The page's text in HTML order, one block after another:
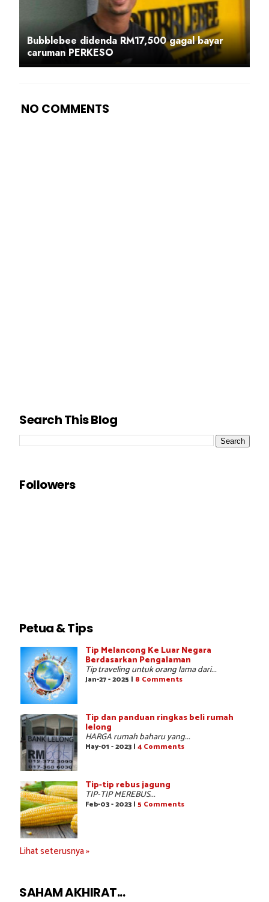
Bubblebee didenda RM17,500 gagal bayar
caruman PERKESO
NO COMMENTS
Search This Blog
Followers
Petua & Tips
Tip Melancong Ke Luar Negara
Berdasarkan Pengalaman
Tip traveling untuk orang lama dari...
Jan-27 - 2025 | 8 Comments
Tip dan panduan ringkas beli rumah
lelong
HARGA rumah baharu yang...
May-01 - 2023 | 4 Comments
Tip-tip rebus jagung
TIP-TIP MEREBUS...
Feb-03 - 2023 | 5 Comments
Lihat seterusnya »
SAHAM AKHIRAT...